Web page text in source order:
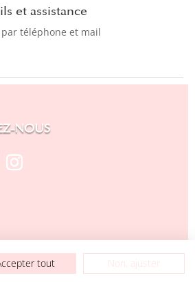
et assistance
téléphone et mail
NOUS
tout Non, ajuster